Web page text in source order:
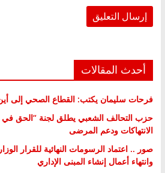
أحدث المقالات
فرحات سليمان يكتب: القطاع الصحي إلى
حزب التحالف الشعبي يطلق لجنة “الحق في
الانتهاكات ودعم المرضى
صور .. اعتماد الرسومات النهائية للقرار
وانتهاء أعمال إنشاء المبنى الإداري